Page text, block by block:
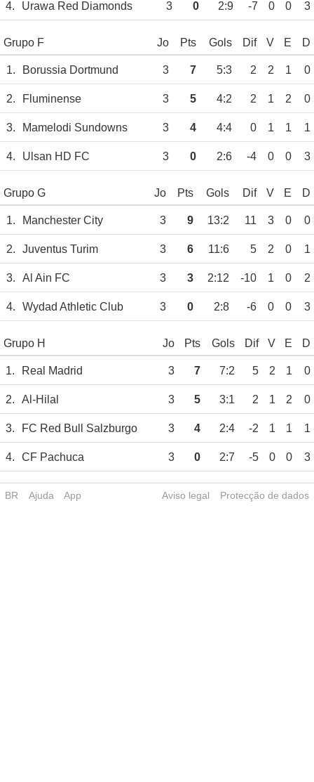
4. Urawa Red Diamonds 3 0 2:9 -7 0 0 3
Grupo F Jo Pts Gols Dif V E D
1. Borussia Dortmund 3 7 5:3 2 2 1 0
2. Fluminense 3 5 4:2 2 1 2 0
3. Mamelodi Sundowns 3 4 4:4 0 1 1 1
4. Ulsan HD FC 3 0 2:6 -4 0 0 3
Grupo G Jo Pts Gols Dif V E D
1. Manchester City 3 9 13:2 11 3 0 0
2. Juventus Turim 3 6 11:6 5 2 0 1
3. Al Ain FC 3 3 2:12 -10 1 0 2
4. Wydad Athletic Club 3 0 2:8 -6 0 0 3
Grupo H Jo Pts Gols Dif V E D
1. Real Madrid 3 7 7:2 5 2 1 0
2. Al-Hilal 3 5 3:1 2 1 2 0
3. FC Red Bull Salzburgo 3 4 2:4 -2 1 1 1
4. CF Pachuca 3 0 2:7 -5 0 0 3
BR Ajuda App Aviso legal Protecção de dados